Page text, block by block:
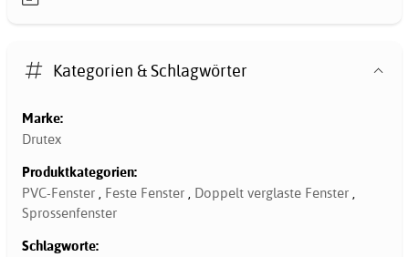
Kategorien & Schlagwörter
Marke:
Drutex
Produktkategorien:
PVC-Fenster , Feste Fenster , Doppelt verglaste Fenster ,
Sprossenfenster
Schlagworte: